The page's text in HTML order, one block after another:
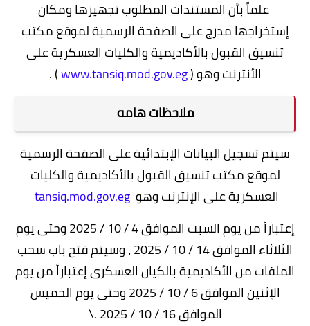
علماً بأن المستندات المطلوب تجهيزها ومكان
إستخراجها مدرج على الصفحة الرسمية لموقع مكتب
تنسيق القبول بالأكاديمية والكليات العسكرية على
الأنترنت وهو (www.tansiq.mod.gov.eg
) .
ملاحظات هامه
سيتم تسجيل البيانات الإبتدائية على الصفحة الرسمية
لموقع مكتب تنسيق القبول بالأكاديمية والكليات
العسكرية على الإنترنت وهوtansiq.mod.gov.eg
إعتباراً من يوم السبت الموافق 4 / 10 / 2025 وحتى يوم
الثلاثاء الموافق 14 / 10 / 2025 ، وسيتم فتح باب سحب
الملفات من الأكاديمية بالكيان العسكرى إعتباراً من يوم
الإثنين الموافق 6 / 10 / 2025 وحتى يوم الخميس
الموافق 16 / 10 / 2025 .\